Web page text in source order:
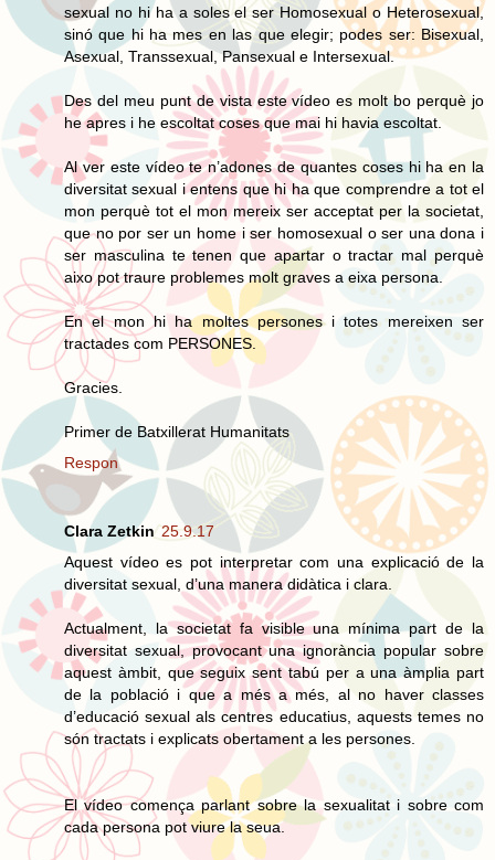
sexual no hi ha a soles el ser Homosexual o Heterosexual,
sinó que hi ha mes en las que elegir; podes ser: Bisexual,
Asexual, Transsexual, Pansexual e Intersexual.
Des del meu punt de vista este vídeo es molt bo perquè jo
he apres i he escoltat coses que mai hi havia escoltat.
Al ver este vídeo te n’adones de quantes coses hi ha en la
diversitat sexual i entens que hi ha que comprendre a tot el
mon perquè tot el mon mereix ser acceptat per la societat,
que no por ser un home i ser homosexual o ser una dona i
ser masculina te tenen que apartar o tractar mal perquè
aixo pot traure problemes molt graves a eixa persona.
En el mon hi ha moltes persones i totes mereixen ser
tractades com PERSONES.
Gracies.
Primer de Batxillerat Humanitats
Respon
Clara Zetkin 25.9.17
Aquest vídeo es pot interpretar com una explicació de la
diversitat sexual, d’una manera didàtica i clara.
Actualment, la societat fa visible una mínima part de la
diversitat sexual, provocant una ignorància popular sobre
aquest àmbit, que seguix sent tabú per a una àmplia part
de la població i que a més a més, al no haver classes
d’educació sexual als centres educatius, aquests temes no
són tractats i explicats obertament a les persones.
El vídeo comença parlant sobre la sexualitat i sobre com
cada persona pot viure la seua.